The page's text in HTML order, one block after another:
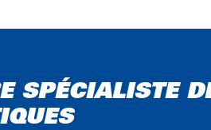
SPÉCIALISTE